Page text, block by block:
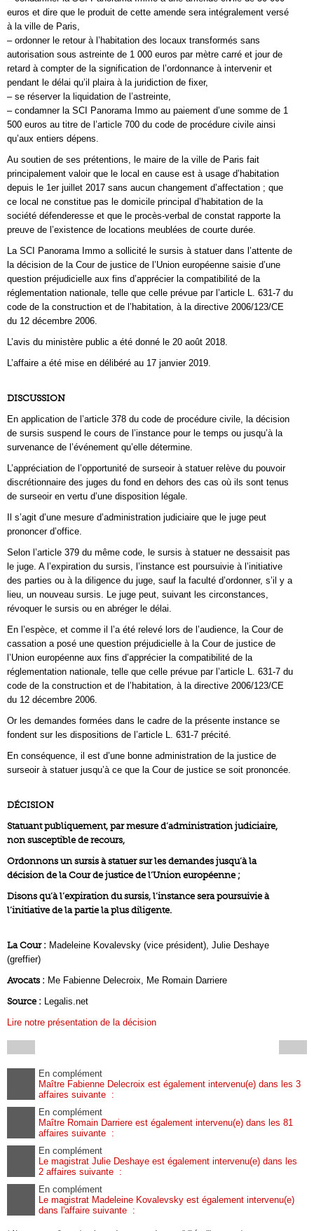
euros et dire que le produit de cette amende sera intégralement versé
à la ville de Paris,
– ordonner le retour à l’habitation des locaux transformés sans
autorisation sous astreinte de 1 000 euros par mètre carré et jour de
retard à compter de la signification de l’ordonnance à intervenir et
pendant le délai qu’il plaira à la juridiction de fixer,
– se réserver la liquidation de l’astreinte,
– condamner la SCI Panorama Immo au paiement d’une somme de 1
500 euros au titre de l’article 700 du code de procédure civile ainsi
qu’aux entiers dépens.
Au soutien de ses prétentions, le maire de la ville de Paris fait
principalement valoir que le local en cause est à usage d’habitation
depuis le 1er juillet 2017 sans aucun changement d’affectation ; que
ce local ne constitue pas le domicile principal d’habitation de la
société défenderesse et que le procès-verbal de constat rapporte la
preuve de l’existence de locations meublées de courte durée.
La SCI Panorama Immo a sollicité le sursis à statuer dans l’attente de
la décision de la Cour de justice de l’Union européenne saisie d’une
question préjudicielle aux fins d’apprécier la compatibilité de la
réglementation nationale, telle que celle prévue par l’article L. 631-7 du
code de la construction et de l’habitation, à la directive 2006/123/CE
du 12 décembre 2006.
L’avis du ministère public a été donné le 20 août 2018.
L’affaire a été mise en délibéré au 17 janvier 2019.
DISCUSSION
En application de l’article 378 du code de procédure civile, la décision
de sursis suspend le cours de l’instance pour le temps ou jusqu’à la
survenance de l’événement qu’elle détermine.
L’appréciation de l’opportunité de surseoir à statuer relève du pouvoir
discrétionnaire des juges du fond en dehors des cas où ils sont tenus
de surseoir en vertu d’une disposition légale.
Il s’agit d’une mesure d’administration judiciaire que le juge peut
prononcer d’office.
Selon l’article 379 du même code, le sursis à statuer ne dessaisit pas
le juge. A l’expiration du sursis, l’instance est poursuivie à l’initiative
des parties ou à la diligence du juge, sauf la faculté d’ordonner, s’il y a
lieu, un nouveau sursis. Le juge peut, suivant les circonstances,
révoquer le sursis ou en abréger le délai.
En l’espèce, et comme il l’a été relevé lors de l’audience, la Cour de
cassation a posé une question préjudicielle à la Cour de justice de
l’Union européenne aux fins d’apprécier la compatibilité de la
réglementation nationale, telle que celle prévue par l’article L. 631-7 du
code de la construction et de l’habitation, à la directive 2006/123/CE
du 12 décembre 2006.
Or les demandes formées dans le cadre de la présente instance se
fondent sur les dispositions de l’article L. 631-7 précité.
En conséquence, il est d’une bonne administration de la justice de
surseoir à statuer jusqu’à ce que la Cour de justice se soit prononcée.
DÉCISION
Statuant publiquement, par mesure d’administration judiciaire,
non susceptible de recours,
Ordonnons un sursis à statuer sur les demandes jusqu’à la
décision de la Cour de justice de l’Union européenne ;
Disons qu’à l’expiration du sursis, l’instance sera poursuivie à
l’initiative de la partie la plus diligente.
La Cour : Madeleine Kovalevsky (vice président), Julie Deshaye
(greffier)
Avocats : Me Fabienne Delecroix, Me Romain Darriere
Source : Legalis.net
Lire notre présentation de la décision
En complément
Maître Fabienne Delecroix est également intervenu(e) dans les 3
affaires suivante :
En complément
Maître Romain Darriere est également intervenu(e) dans les 81
affaires suivante :
En complément
Le magistrat Julie Deshaye est également intervenu(e) dans les
2 affaires suivante :
En complément
Le magistrat Madeleine Kovalevsky est également intervenu(e)
dans l'affaire suivante :